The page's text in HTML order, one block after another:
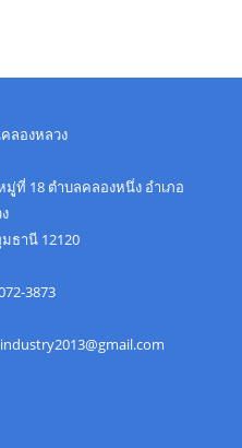
ลองหลวง
มูู่ที่ 18 ตำบลคลองหนึ่ง อำเภอ
ธานี 12120
3873